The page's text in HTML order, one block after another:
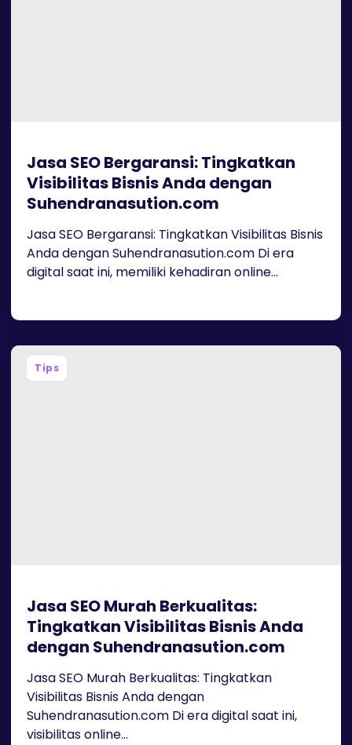
Jasa SEO Bergaransi: Tingkatkan
Visibilitas Bisnis Anda dengan
Suhendranasution.com
Jasa SEO Bergaransi: Tingkatkan Visibilitas Bisnis
Anda dengan Suhendranasution.com Di era
digital saat ini, memiliki kehadiran online...
Tips
Jasa SEO Murah Berkualitas:
Tingkatkan Visibilitas Bisnis Anda
dengan Suhendranasution.com
Jasa SEO Murah Berkualitas: Tingkatkan
Visibilitas Bisnis Anda dengan
Suhendranasution.com Di era digital saat ini,
visibilitas online...